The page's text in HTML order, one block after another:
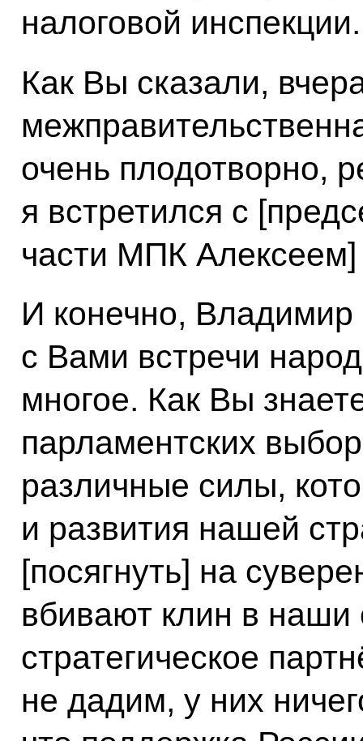
налоговой инспекции.
Как Вы сказали,
очень плодотворно,
я встретился с
части МПК
И конечно,
с Вами встречи
многое. Как Вы
парламентских
различные силы,
и развития нашей
[посягнуть] на
вбивают клин в наши
стратегическое
не дадим, у них